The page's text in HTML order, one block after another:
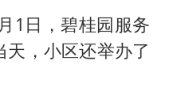
1日，碧桂园服务
，小区还举办了